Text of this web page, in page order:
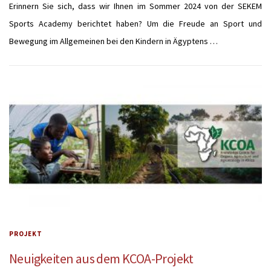
Erinnern Sie sich, dass wir Ihnen im Sommer 2024 von der SEKEM
Sports Academy berichtet haben? Um die Freude an Sport und
Bewegung im Allgemeinen bei den Kindern in Ägyptens …
PROJEKT
Neuigkeiten aus dem KCOA-Projekt